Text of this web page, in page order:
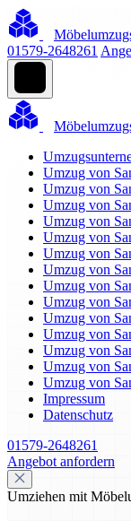
01579-2648261
Umzug von
Umzug von
Umzug von
Umzug von
Umzug von
Umzug von
Umzug von
Umzug von
Umzug von
Umzug von
Umzug von
Umzug von
Umzug von
Umzug von
Impressum
Datenschutz
01579-2648261
Angebot anfordern
Umziehen mit